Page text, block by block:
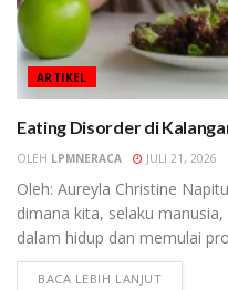
ARTIKEL
Eating Disorder di
OLEH LPMNERACA JULI 21, 2026
Oleh: Aureyla Christine
dimana kita, selaku
dalam hidup dan memulai
BACA LEBIH LANJUT